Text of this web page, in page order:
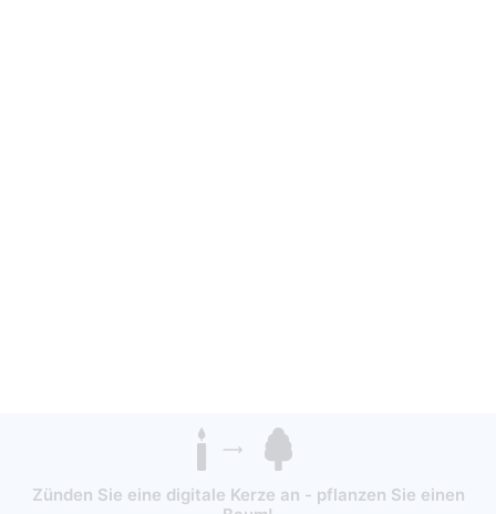
Zünden Sie eine digitale Kerze an - pflanzen Sie einen